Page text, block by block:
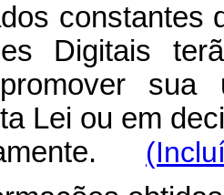
constantes
Digitais
sua
Lei ou em